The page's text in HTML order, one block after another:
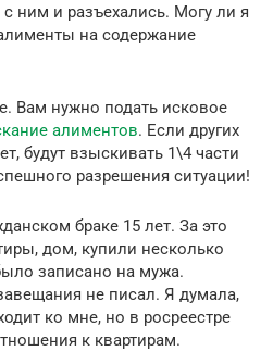
ним и разъехались. Могу ли я
на содержание
Вам нужно подать исковое
алиментов. Если других
будут взыскивать 1\4 части
разрешения ситуации!
браке 15 лет. За это
дом, купили несколько
записано на мужа.
не писал. Я думала,
ко мне, но в росреестре
к квартирам.